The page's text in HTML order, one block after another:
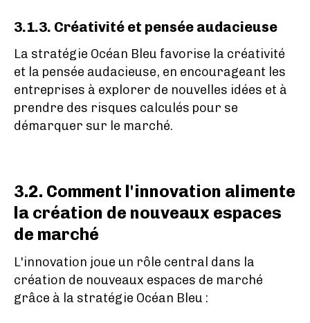
3.1.3. Créativité et pensée audacieuse
La stratégie Océan Bleu favorise la créativité
et la pensée audacieuse, en encourageant les
entreprises à explorer de nouvelles idées et à
prendre des risques calculés pour se
démarquer sur le marché.
3.2. Comment l'innovation alimente
la création de nouveaux espaces
de marché
L'innovation joue un rôle central dans la
création de nouveaux espaces de marché
grâce à la stratégie Océan Bleu :